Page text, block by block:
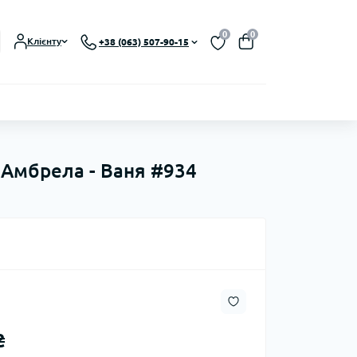
Клієнту +38 (063) 507-90-15
0 0
Амбрела - Ваня #934